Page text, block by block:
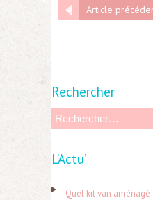
Article
Rechercher
L’Actu’
Quel kit van